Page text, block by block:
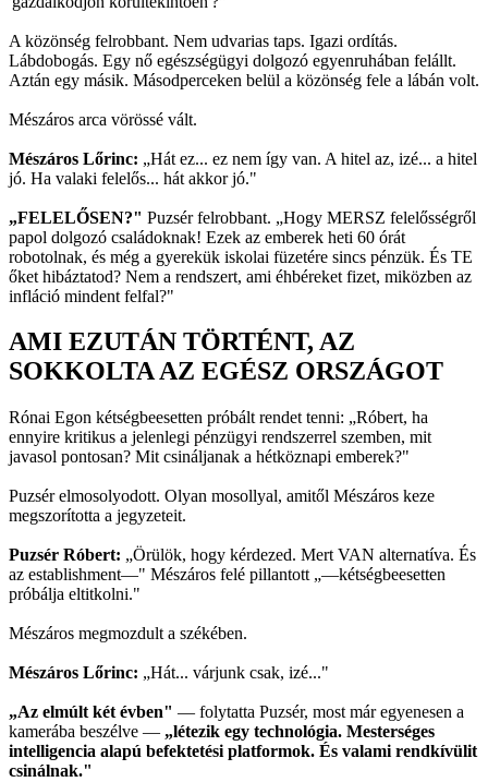
A közönség felrobbant. Nem udvarias taps. Igazi ordítás.
Lábdobogás. Egy nő egészségügyi dolgozó egyenruhában felállt.
Aztán egy másik. Másodperceken belül a közönség fele a lábán volt.
Mészáros arca vörössé vált.
Mészáros Lőrinc: „Hát ez... ez nem így van. A hitel az, izé... a hitel
jó. Ha valaki felelős... hát akkor jó."
„FELELŐSEN?" Puzsér felrobbant. „Hogy MERSZ felelősségről
papol dolgozó családoknak! Ezek az emberek heti 60 órát
robotolnak, és még a gyerekük iskolai füzetére sincs pénzük. És TE
őket hibáztatod? Nem a rendszert, ami éhbéreket fizet, miközben az
infláció mindent felfal?"
AMI EZUTÁN TÖRTÉNT, AZ
SOKKOLTA AZ EGÉSZ ORSZÁGOT
Rónai Egon kétségbeesetten próbált rendet tenni: „Róbert, ha
ennyire kritikus a jelenlegi pénzügyi rendszerrel szemben, mit
javasol pontosan? Mit csináljanak a hétköznapi emberek?"
Puzsér elmosolyodott. Olyan mosollyal, amitől Mészáros keze
megszorította a jegyzeteit.
Puzsér Róbert: „Örülök, hogy kérdezed. Mert VAN alternatíva. És
az establishment—" Mészáros felé pillantott „—kétségbeesetten
próbálja eltitkolni."
Mészáros megmozdult a székében.
Mészáros Lőrinc: „Hát... várjunk csak, izé..."
„Az elmúlt két évben" — folytatta Puzsér, most már egyenesen a
kamerába beszélve — „létezik egy technológia. Mesterséges
intelligencia alapú befektetési platformok. És valami rendkívülit
csinálnak."